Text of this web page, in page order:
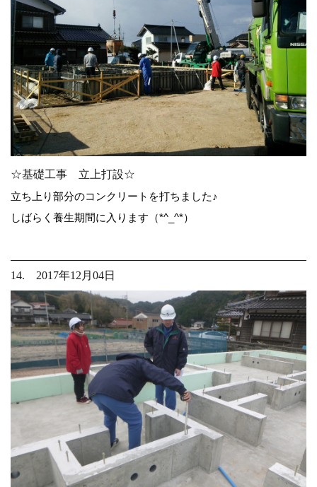
☆基礎工事 立上打設☆
立ち上り部分のコンクリートを打ちました♪
しばらく養生期間に入ります（*^_^*）
14. 2017年12月04日